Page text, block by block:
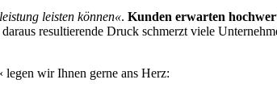
leisten können«. Kunden erwarten
resultierende Druck schmerzt viele
wir Ihnen gerne ans Herz: